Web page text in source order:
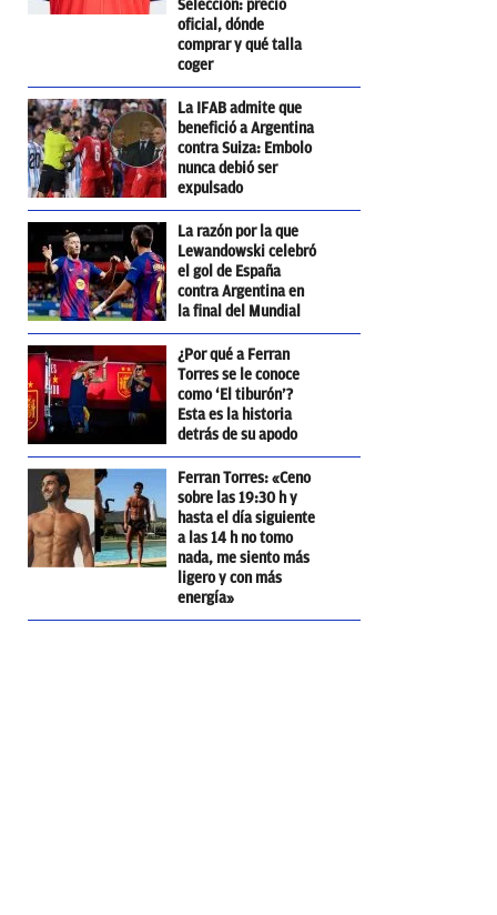
Selección: precio
oficial, dónde
comprar y qué talla
coger
La IFAB admite que
benefició a Argentina
contra Suiza: Embolo
nunca debió ser
expulsado
La razón por la que
Lewandowski celebró
el gol de España
contra Argentina en
la final del Mundial
¿Por qué a Ferran
Torres se le conoce
como ‘El tiburón’?
Esta es la historia
detrás de su apodo
Ferran Torres: «Ceno
sobre las 19:30 h y
hasta el día siguiente
a las 14 h no tomo
nada, me siento más
ligero y con más
energía»